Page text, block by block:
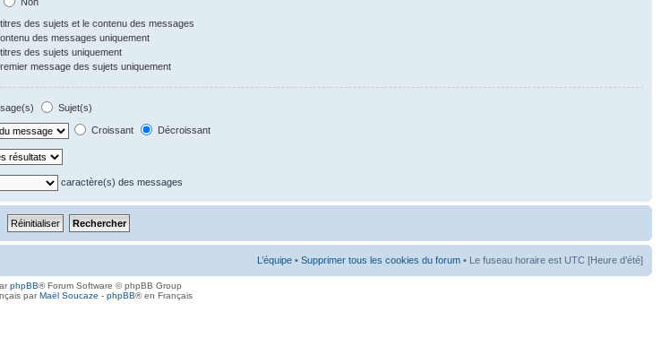
des sujets et le contenu des messages
des messages uniquement
des sujets uniquement
message des sujets uniquement
Sujet(s)
Croissant Décroissant
caractère(s) des messages
L’équipe • Supprimer tous les cookies du forum • Le fuseau horaire est UTC [Heure d’été]
phpBB® Forum Software © phpBB Group
parMaël Soucaze - phpBB® en Français